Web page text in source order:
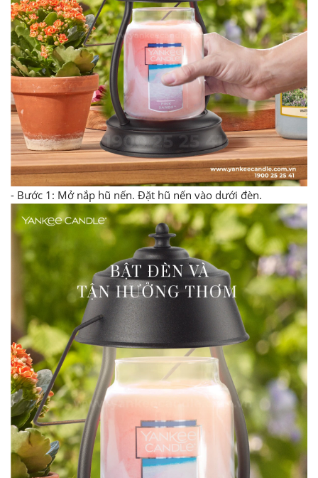
- Bước 1: Mở nắp hũ nến. Đặt hũ nến vào dưới đèn.